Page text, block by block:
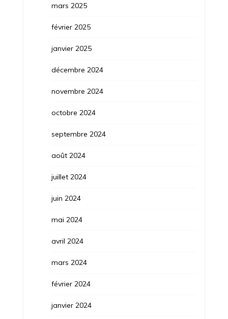
mars 2025
février 2025
janvier 2025
décembre 2024
novembre 2024
octobre 2024
septembre 2024
août 2024
juillet 2024
juin 2024
mai 2024
avril 2024
mars 2024
février 2024
janvier 2024